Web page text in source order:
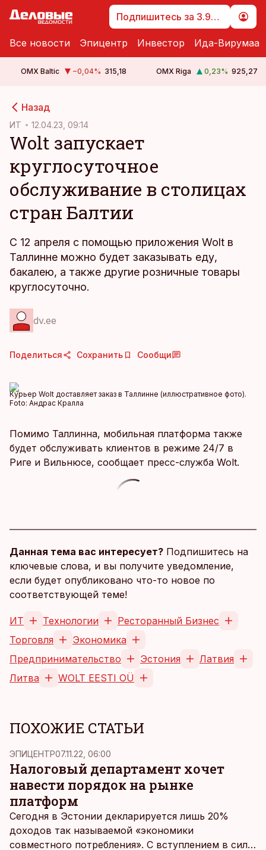
Подпишитесь за 3.99 €
Все новости Эпицентр Инвестор Ида-Вирумаа
OMX Baltic −0,04% 315,18 OMX Riga 0,23% 925,27
Назад
ИТ 12.04.23, 09:14
Wolt запускает
круглосуточное
обслуживание в столицах
стран Балтии
С 12 апреля с помощью приложения Wolt в
Таллинне можно будет заказывать еду,
бакалею, а также другие розничные товары
круглосуточно.
dv.ee
Поделиться Сохранить Сообщи
Курьер Wolt доставляет заказ в Таллинне (иллюстративное фото).
Foto: Андрас Кралла
Помимо Таллинна, мобильная платформа также
будет обслуживать клиентов в режиме 24/7 в
Риге и Вильнюсе, сообщает пресс-служба Wolt.
Данная тема вас интересует? Подпишитесь на
ключевые слова, и вы получите уведомление,
если будет опубликовано что-то новое по
соответствующей теме!
ИТ Технологии
Ресторанный Бизнес
Торговля
Экономика
Предпринимательство
Эстония
Латвия
Литва
WOLT EESTI OÜ
ПОХОЖИЕ СТАТЬИ
ЭПИЦЕНТР07.11.22, 06:00
Налоговый департамент хочет
навести порядок на рынке
платформ
Сегодня в Эстонии декларируется лишь 20%
доходов так называемой «экономики
совместного потребления». С вступлением в силу